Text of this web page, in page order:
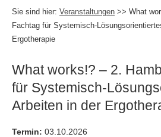
Sie sind hier: Veranstaltungen >> What
Fachtag für Systemisch-
Ergotherapie
What works!? – 2.
für Systemisch-
Arbeiten in der
Termin: 03.10.2026